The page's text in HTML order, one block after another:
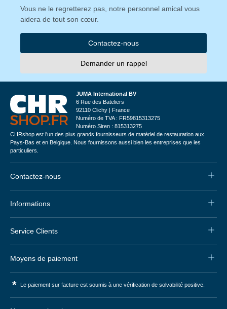
Vous ne le regretterez pas, notre personnel amical vous
aidera de tout son cœur.
Contactez-nous
Demander un rappel
JUMA International BV
6 Rue des Bateliers
92110 Clichy | France
Numéro de TVA : FR59815313275
Numéro Siren : 815313275
CHRshop est l'un des plus grands fournisseurs de matériel de restauration aux
Pays-Bas et en Belgique. Nous fournissons aussi bien les entreprises que les
particuliers.
Contactez-nous
Informations
Service Clients
Moyens de paiement
* Le paiement sur facture est soumis à une vérification de solvabilité positive.